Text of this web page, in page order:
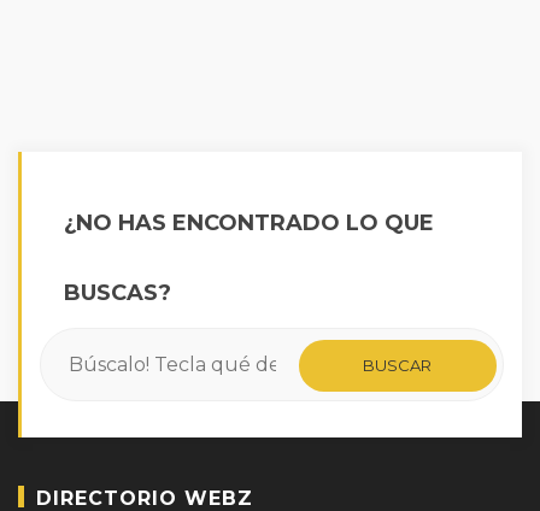
¿NO HAS ENCONTRADO LO QUE
BUSCAS?
DIRECTORIO WEBZ